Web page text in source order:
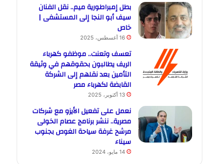
بطل إمبراطورية ميم.. نقل الفنان
سيف أبو النجا إلى المستشفى |
خاص
16 أغسطس، 2025
تعسف وتعنت.. موظفو كهرباء
الريف يطالبون بحقوقهم في وثيقة
التأمين بعد نقلهم إلى الشركة
القابضة لكهرباء مصر
13 أكتوبر، 2025
نعمل على تفعيل الأيزو مع شركات
مصرية.. ننشر برنامج عصام الخولى
مرشح غرفة سياحة الغوص بجنوب
سيناء
14 مايو، 2024